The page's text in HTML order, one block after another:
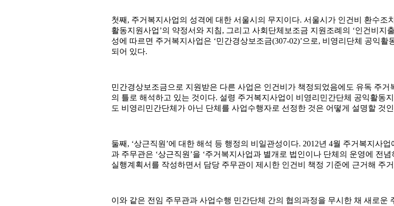
첫째, 주거복지사업의 성격에 대한 서울시의 무지이다. 서울시가 인건비 환수조
활동지원사업’의 약정서와 지침, 그리고 사회단체보조금 지원조례의 ‘인건비지
성에 따르면 주거복지사업은 ‘민간경상보조금(307-02)’으로, 비영리단체 공익활
되어 있다.
민간경상보조금으로 지원받은 다른 사업은 인건비가 책정되었음에도 유독 주
의 틀로 해석하고 있는 것이다. 설령 주거복지사업이 비영리민간단체 공익활동
도 비영리민간단체가 아닌 단체를 사업수행자로 선정한 것은 어떻게 설명할 것
둘째, ‘상근직원’에 대한 해석 등 행정의 비일관성이다. 2012년 4월 주거복지사
과 주무관은 ‘상근직원’을 ‘주거복지사업과 별개로 법인이나 단체의 운영에 전
실행계획서를 작성하면서 담당 주무관이 제시한 인건비 책정 기준에 근거해 주
이와 같은 전임 주무관과 사업수행 민간단체 간의 협의과정을 무시한 채 새로운